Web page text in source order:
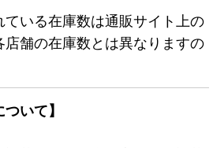
いる在庫数は通販サイト上の
舗の在庫数とは異なりますの
いて】